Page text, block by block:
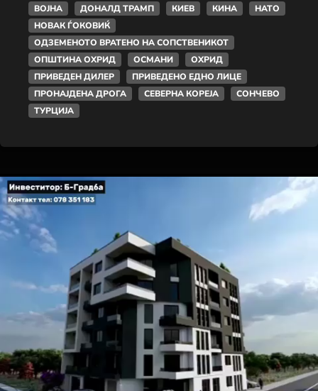
ВОЈНА
ДОНАЛД ТРАМП КИЕВ КИНА
НАТО
НОВАК ЃОКОВИЌ
ОДЗЕМЕНОТО ВРАТЕНО НА СОПСТВЕНИКОТ
ОПШТИНА ОХРИД
ОСМАНИ
ОХРИД
ПРИВЕДЕН ДИЛЕР
ПРИВЕДЕНО ЕДНО ЛИЦЕ
ПРОНАЈДЕНА ДРОГА
СЕВЕРНА КОРЕЈА
СОНЧЕВО
ТУРЦИЈА